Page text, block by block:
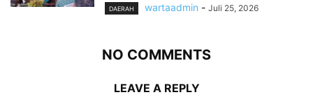
DAERAH wartaadmin - Juli 25, 2026
NO COMMENTS
LEAVE A REPLY